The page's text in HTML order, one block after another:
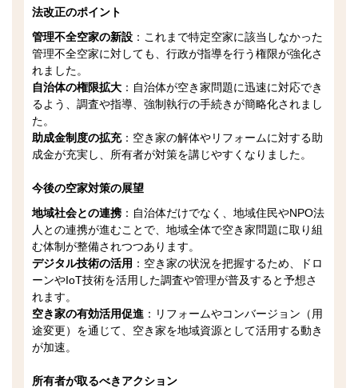
法改正のポイント
管理不全空家の新設 ：これまで特定空家に該当しなかった
管理不全空家に対しても、行政が指導を行う権限が強化さ
れました。
自治体の権限拡大 ：自治体が空き家問題に迅速に対応でき
るよう、調査や指導、強制執行の手続きが簡略化されまし
た。
助成金制度の拡充：空き家の解体やリフォームに対する助
成金が充実し、所有者が対策を講じやすくなりました。
今後の空家対策の展望
地域社会との連携 ：自治体だけでなく、地域住民やNPO法
人との連携が進むことで、地域全体で空き家問題に取り組
む体制が整備されつつあります。
デジタル技術の活用 ：空き家の状況を把握するため、ドロ
ーンやIoT技術を活用した調査や管理が普及すると予想さ
れます。
空き家の有効活用促進 ：リフォームやコンバージョン（用
途変更）を通じて、空き家を地域資源として活用する動き
が加速。
所有者が取るべきアクション